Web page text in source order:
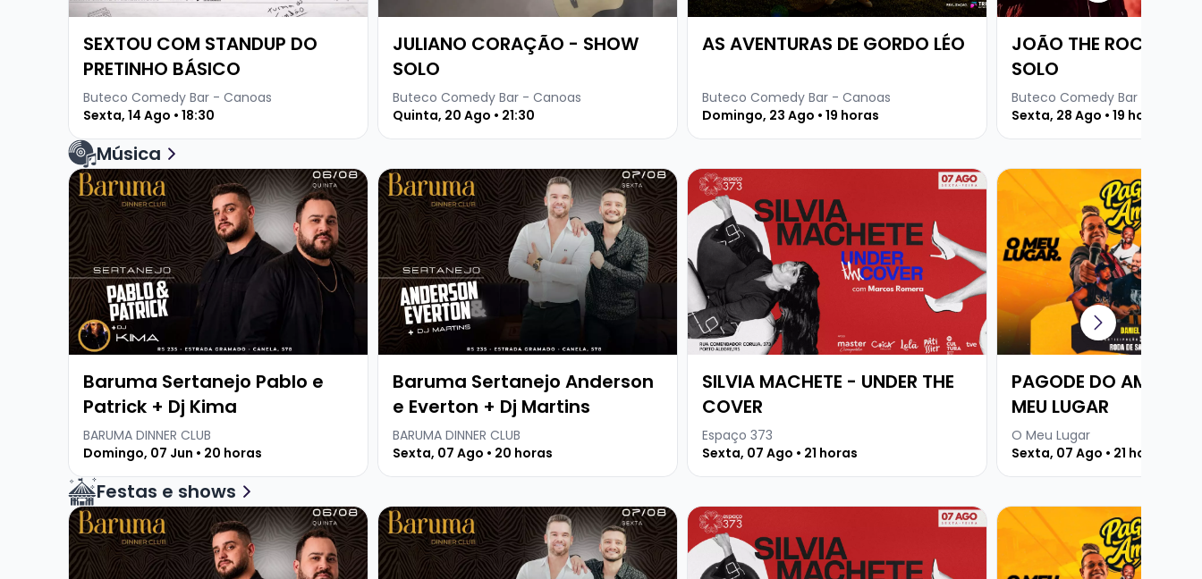
SEXTOU COM STANDUP DO
PRETINHO BÁSICO
Buteco Comedy Bar - Canoas
Sexta, 14 Ago • 18:30
JULIANO CORAÇÃO - SHOW
SOLO
Buteco Comedy Bar - Canoas
Quinta, 20 Ago • 21:30
AS AVENTURAS DE GORDO LÉO
Buteco Comedy Bar - Canoas
Domingo, 23 Ago • 19 horas
JOÃO THE ROCHA -
SOLO
Buteco Comedy Bar - Canoas
Sexta, 28 Ago • 19 horas
Música
Veja mais sobre Baruma Sertanejo Pablo e Patrick + Dj Kima
Baruma Sertanejo Pablo e
Patrick + Dj Kima
BARUMA DINNER CLUB
Domingo, 07 Jun • 20 horas
Veja mais sobre Baruma Sertanejo Anderson e Everton + Dj Martins
Baruma Sertanejo Anderson
e Everton + Dj Martins
BARUMA DINNER CLUB
Sexta, 07 Ago • 20 horas
Veja mais sobre SILVIA MACHETE - UNDER THE COVER
SILVIA MACHETE - UNDER THE
COVER
Espaço 373
Sexta, 07 Ago • 21 horas
Veja mais sobre PAGODE DO
PAGODE DO
MEU LUGAR
O Meu Lugar
Sexta, 07 Ago • 21 horas
Festas e shows
Veja mais sobre Baruma Sertanejo Pablo e Patrick + Dj KimaVeja mais sobre Baruma Sertanejo Anderson e Everton + Dj MartinsVeja mais sobre SILVIA MACHETE - UNDER THE COVERVeja mais sobre PAGODE DO